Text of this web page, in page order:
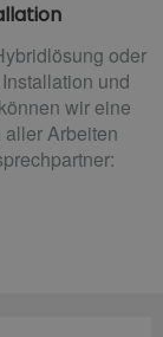
oder
und
wir eine
Arbeiten